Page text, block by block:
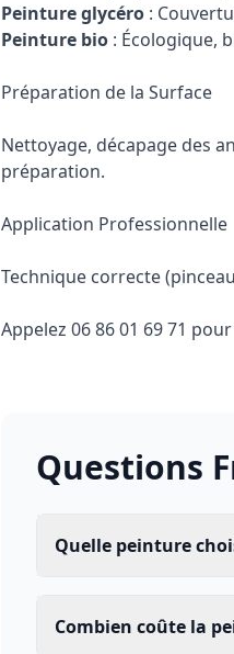
Peinture glycéro :
Peinture bio : Écologique,
Préparation de la Surface
Nettoyage, décapage des
préparation.
Application Professionnelle
Technique correcte
Appelez 06 86 01 69 71
Questions
Quelle peinture
Combien coûte la